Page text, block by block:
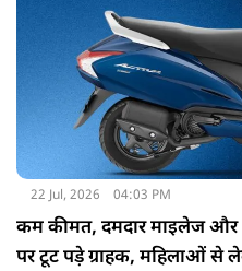
22 Jul, 2026 04:03 PM
कम कीमत, दमदार माइलेज और
पर टूट पड़े ग्राहक, महिलाओं से